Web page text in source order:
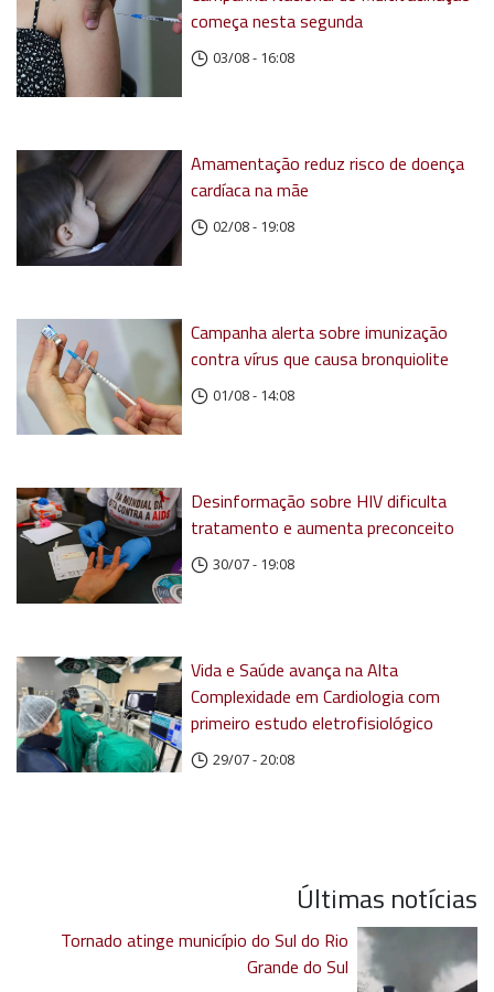
começa nesta segunda
03/08 - 16:08
Amamentação reduz risco de doença
cardíaca na mãe
02/08 - 19:08
Campanha alerta sobre imunização
contra vírus que causa bronquiolite
01/08 - 14:08
Desinformação sobre HIV dificulta
tratamento e aumenta preconceito
30/07 - 19:08
Vida e Saúde avança na Alta
Complexidade em Cardiologia com
primeiro estudo eletrofisiológico
29/07 - 20:08
Últimas notícias
Tornado atinge município do Sul do Rio
Grande do Sul